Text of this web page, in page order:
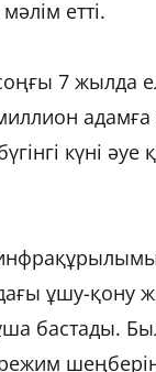
етті.
7 жылда
адамға
күні
ұшу-қону
ұша бастады.
режим